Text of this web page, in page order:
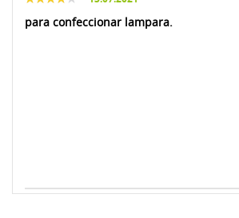
para confeccionar lampara.